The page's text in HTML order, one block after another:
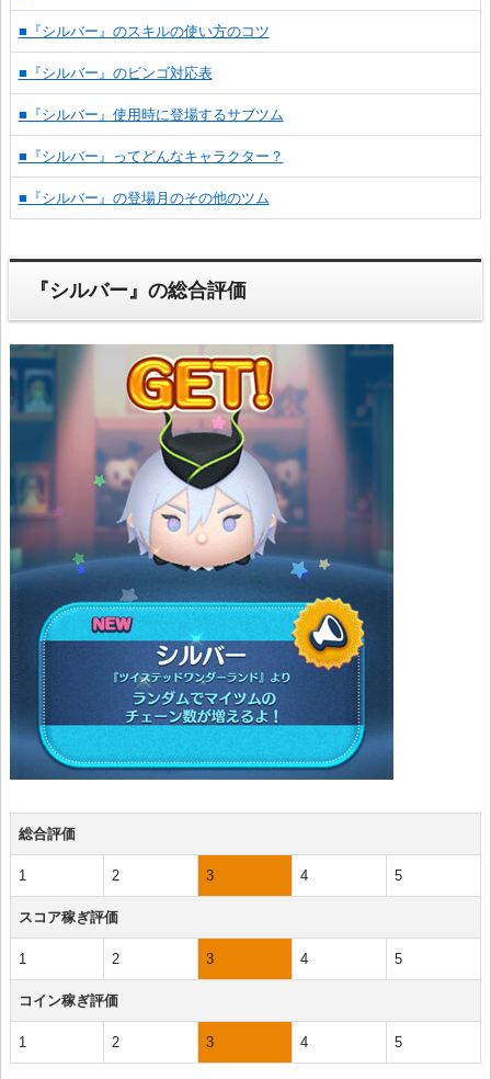
■『シルバー』のスキルの使い方のコツ
■『シルバー』のビンゴ対応表
■『シルバー』使用時に登場するサブツム
■『シルバー』ってどんなキャラクター？
■『シルバー』の登場月のその他のツム
『シルバー』の総合評価
総合評価
1 2 3 4 5
スコア稼ぎ評価
1 2 3 4 5
コイン稼ぎ評価
1 2 3 4 5